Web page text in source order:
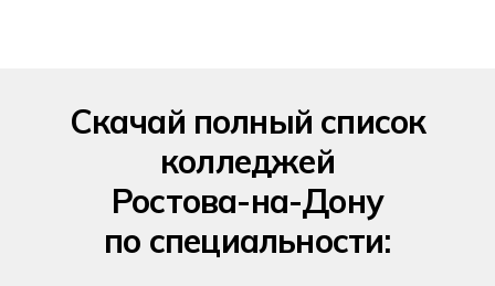
Скачай полный список
колледжей
Ростова-на-Дону
по специальности: